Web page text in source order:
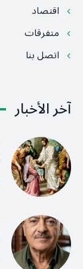
اقتصاد
متفرقات
اتصل بنا
آخر الأخبار